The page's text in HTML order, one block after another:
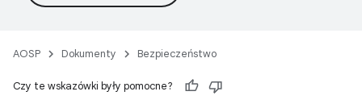
AOSP Dokumenty Bezpieczeństwo
Czy te wskazówki były pomocne?